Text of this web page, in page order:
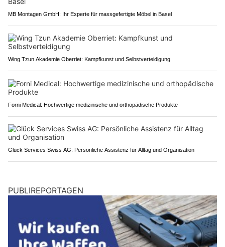
MB Montagen GmbH: Ihr Experte für massgefertigte Möbel in Basel
Wing Tzun Akademie Oberriet: Kampfkunst und Selbstverteidigung
Forni Medical: Hochwertige medizinische und orthopädische Produkte
Glück Services Swiss AG: Persönliche Assistenz für Alltag und Organisation
PUBLIREPORTAGEN